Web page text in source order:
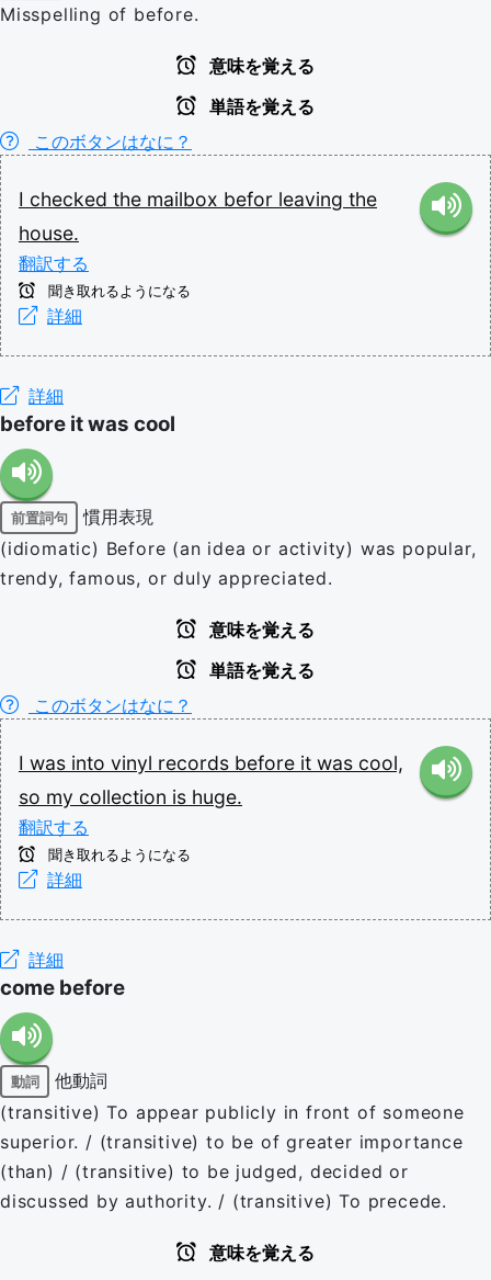
Misspelling of before.
意味を覚える
単語を覚える
このボタンはなに？
I checked the mailbox befor leaving the
house.
翻訳する
聞き取れるようになる
詳細
詳細
before it was cool
前置詞句
慣用表現
(idiomatic) Before (an idea or activity) was popular,
trendy, famous, or duly appreciated.
意味を覚える
単語を覚える
このボタンはなに？
I was into vinyl records before it was cool,
so my collection is huge.
翻訳する
聞き取れるようになる
詳細
詳細
come before
動詞
他動詞
(transitive) To appear publicly in front of someone
superior. / (transitive) to be of greater importance
(than) / (transitive) to be judged, decided or
discussed by authority. / (transitive) To precede.
意味を覚える